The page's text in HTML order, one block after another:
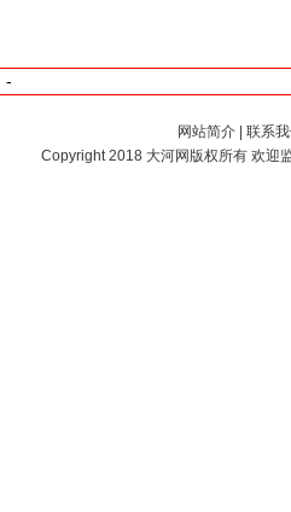
-
网站简介
联系
Copyright 2018 大河网 版权所有 欢迎